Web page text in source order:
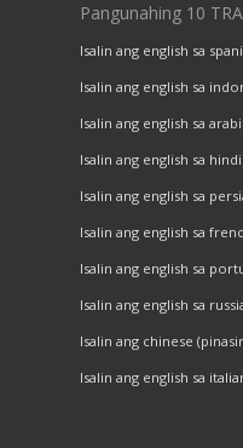
Pangunahing 10
Isalin ang english sa
Isalin ang english sa
Isalin ang english sa
Isalin ang english sa hindi
Isalin ang english sa
Isalin ang english sa
Isalin ang english sa
Isalin ang english sa
Isalin ang chinese
Isalin ang english sa